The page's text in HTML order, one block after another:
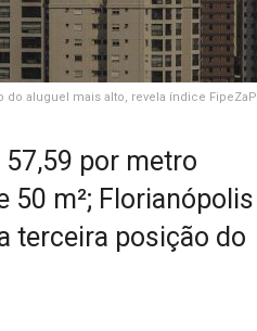
do aluguel mais alto, revela índice FipeZaP
por metro
50 m²; Florianópolis
terceira posição do